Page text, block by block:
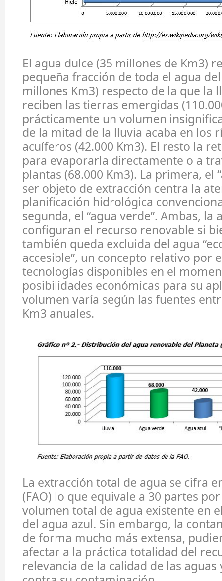
El agua dulce (35 millones de Km3)
pequeña fracción de toda el agua
millones Km3) respecto de la que la
reciben las tierras emergidas
prácticamente un volumen
de la mitad de la lluvia acaba en los
acuíferos (42.000 Km3). El resto la
para evaporarla directamente o a
plantas (68.000 Km3). La primera, el
ser objeto de extracción centra la
planificación hidrológica
segunda, el “agua verde”. Ambas, la
configuran el recurso renovable si
también queda excluida del agua
accesible”, un concepto relativo por
tecnologías disponibles en el
posibilidades económicas para su
volumen varía según las fuentes
Km3 anuales.
La extracción total de agua se cifra
(FAO) lo que equivale a 30 partes
volumen total de agua existente en
del agua azul. Sin embargo, la
de forma mucho más extensa,
afectar a la práctica totalidad del
relevancia de la calidad de las aguas